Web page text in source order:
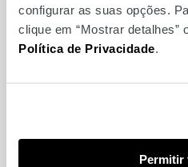
configurar as suas opções.
clique em “Mostrar detalhes”
Política de Privacidade.
Permitir
Relacionados